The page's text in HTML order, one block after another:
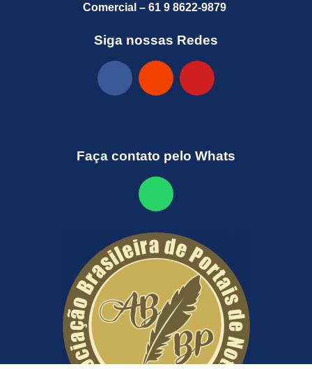
Comercial – 61 9 8622-9879
Siga nossas Redes
Faça contato pelo Whats